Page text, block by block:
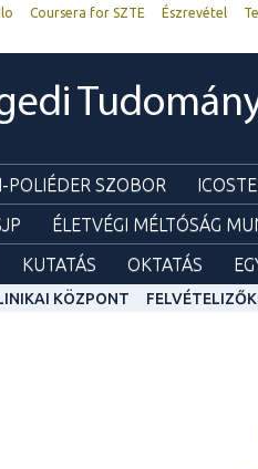
Coursera for SZTE Észrevétel
POLIÉDER SZOBOR
ÉLETVÉGI MÉLTÓSÁG
KUTATÁS OKTATÁS
KÖZPONT